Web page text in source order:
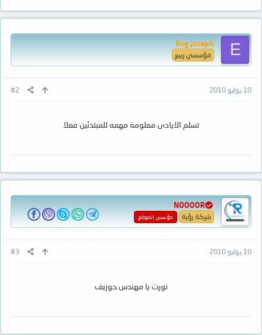
E
Eng.Joseph
مؤسسي ريبير
10 يوليو 2010 #2
تسلم الايادى معلومة مهمه للمبتدئين فعلا
NOOOOR
شركة رؤية مؤسس الموقع
10 يوليو 2010 #3
نورت يا مهندس حوزيف